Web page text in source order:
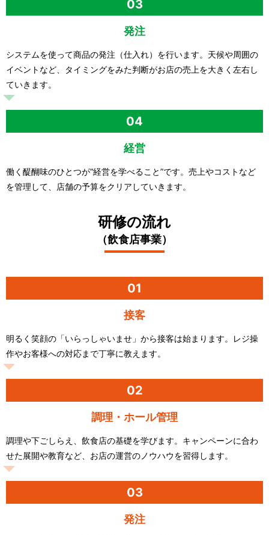
03
発注
システムを使って商品の発注（仕入れ）を行います。天候や周囲の
イベントなど、タイミングをみた判断がお店の売上を大きく左右し
ていきます。
04
経営
働く醍醐味のひとつが“経営を学べること”です。売上やコストなど
を管理して、店舗の予算をクリアしていきます。
研修の流れ
（飲食店事業）
01
接客
明るく笑顔の「いらっしゃいませ」から接客は始まります。レジ操
作やお客様への対応まで丁寧に教えます。
02
調理・ホール管理
調理や下ごしらえ、飲食店の基礎を学びます。キャンペーンに合わ
せた展開や教育など、お店の運営のノウハウを習得します。
03
発注